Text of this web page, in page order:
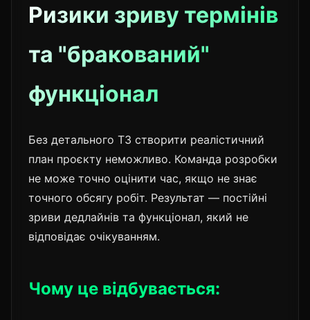
Ризики зриву термінів
та "бракований"
функціонал
Без детального ТЗ створити реалістичний
план проєкту неможливо. Команда розробки
не може точно оцінити час, якщо не знає
точного обсягу робіт. Результат — постійні
зриви дедлайнів та функціонал, який не
відповідає очікуванням.
Чому це відбувається: